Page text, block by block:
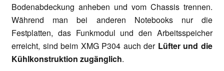
Bodenabdeckung anheben und vom Chassis trennen.
Während man bei anderen Notebooks nur die
Festplatten, das Funkmodul und den Arbeitsspeicher
erreicht, sind beim XMG P304 auch der Lüfter und die
Kühlkonstruktion zugänglich.